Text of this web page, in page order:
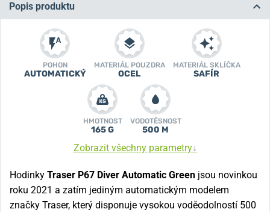
Popis produktu
POHON
AUTOMATICKÝ
MATERIÁL POUZDRA
OCEL
MATERIÁL SKLÍČKA
SAFÍR
HMOTNOST
165 G
VODOTĚSNOST
500 M
Zobrazit všechny parametry↓
Hodinky Traser P67 Diver Automatic Green jsou novinkou
roku 2021 a zatím jediným automatickým modelem
značky Traser, který disponuje vysokou voděodolností 500